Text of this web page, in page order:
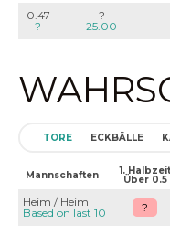
0.47
?
?
25.00
TORE ECKBÄLLE
Mannschaften 1. Halbzeit
Über 0.5
Heim / Heim
Based on last 10
?